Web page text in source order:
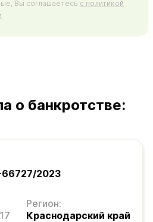
Вы соглашаетесь с политикой
о банкротстве:
2023
Регион:
Краснодарский край